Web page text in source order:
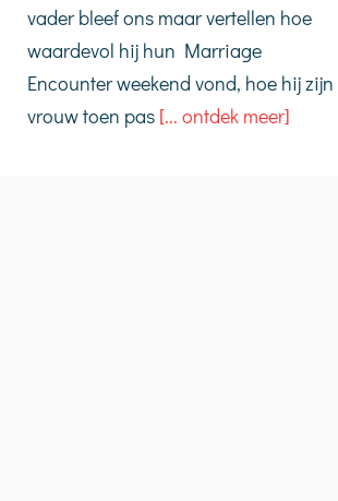
vader bleef ons maar vertellen hoe
waardevol hij hun Marriage
Encounter weekend vond, hoe hij zijn
vrouw toen pas [... ontdek meer]